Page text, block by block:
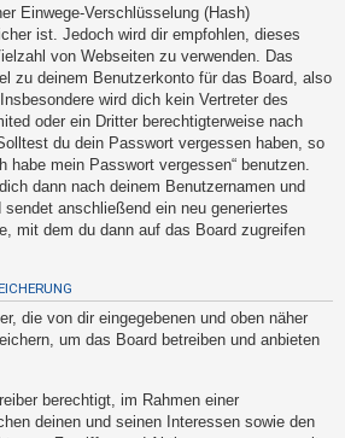
Einwege-Verschlüsselung (Hash)
ist. Jedoch wird dir empfohlen, dieses
von Webseiten zu verwenden. Das
zu deinem Benutzerkonto für das Board, also
wird dich kein Vertreter des
oder ein Dritter berechtigterweise nach
du dein Passwort vergessen haben, so
habe mein Passwort vergessen“ benutzen.
dann nach deinem Benutzernamen und
anschließend ein neu generiertes
mit dem du dann auf das Board zugreifen
die von dir eingegebenen und oben näher
um das Board betreiben und anbieten
berechtigt, im Rahmen einer
deinen und seinen Interessen sowie den